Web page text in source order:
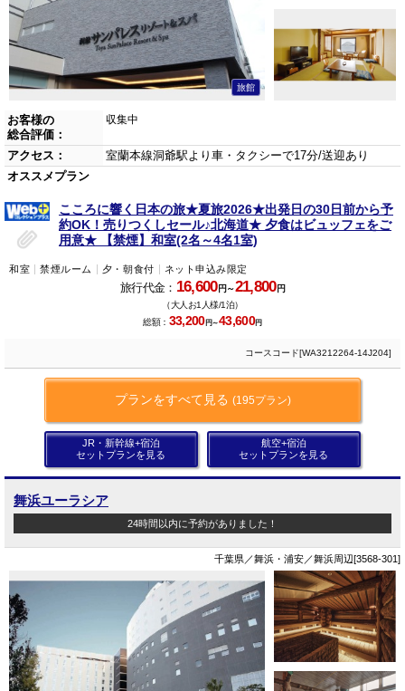
旅館
お客様の
総合評価：
収集中
アクセス：
室蘭本線洞爺駅より車・タクシーで17分/送迎あり
オススメプラン
こころに響く日本の旅★夏旅2026★出発日の30日前から予
約OK！売りつくしセール♪北海道★ 夕食はビュッフェをご
用意★ 【禁煙】和室(2名～4名1室)
和室 禁煙ルーム 夕・朝食付 ネット申込み限定
旅行代金： 16,600円～21,800円
（大人お1人様/1泊）
総額： 33,200円～43,600円
コースコード[WA3212264-14J204]
プランをすべて見る (195プラン)
JR・新幹線+宿泊
セットプランを見る
航空+宿泊
セットプランを見る
舞浜ユーラシア
24時間以内に予約がありました！
千葉県／舞浜・浦安／舞浜周辺[3568-301]